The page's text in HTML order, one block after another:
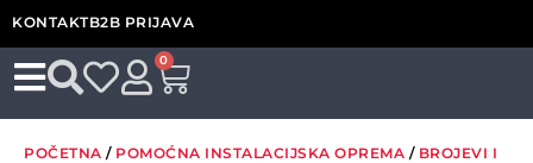
KONTAKTB2B PRIJAVA
0
POČETNA / POMOĆNA INSTALACIJSKA OPREMA / BROJEVI I